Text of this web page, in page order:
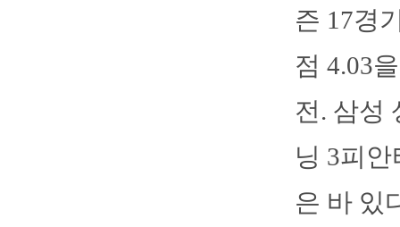
즌 17경
점 4.03
전. 삼성
닝 3피
은 바 있